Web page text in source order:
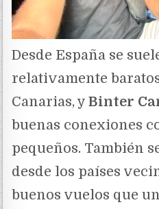
Desde España se
relativamente
Canarias, yBinter
buenas conexiones
pequeños. También
desde los países
buenos vuelos que